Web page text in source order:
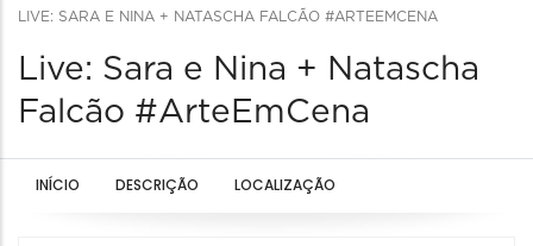
LIVE: SARA E NINA + NATASCHA FALCÃO #ARTEEMCENA
Live: Sara e Nina + Natascha
Falcão #ArteEmCena
INÍCIO DESCRIÇÃO LOCALIZAÇÃO